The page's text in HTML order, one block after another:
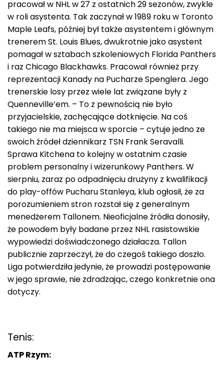
pracował w NHL w 27 z ostatnich 29 sezonów, zwykle
w roli asystenta. Tak zaczynał w 1989 roku w Toronto
Maple Leafs, później był także asystentem i głównym
trenerem St. Louis Blues, dwukrotnie jako asystent
pomagał w sztabach szkoleniowych Florida Panthers
i raz Chicago Blackhawks. Pracował również przy
reprezentacji Kanady na Pucharze Spenglera. Jego
trenerskie losy przez wiele lat związane były z
Quenneville’em. – To z pewnością nie było
przyjacielskie, zachęcające dotknięcie. Na coś
takiego nie ma miejsca w sporcie – cytuje jedno ze
swoich źródeł dziennikarz TSN Frank Seravalli.
Sprawa Kitchena to kolejny w ostatnim czasie
problem personalny i wizerunkowy Panthers. W
sierpniu, zaraz po odpadnięciu drużyny z kwalifikacji
do play-offów Pucharu Stanleya, klub ogłosił, że za
porozumieniem stron rozstał się z generalnym
menedżerem Tallonem. Nieoficjalne źródła donosiły,
że powodem były badane przez NHL rasistowskie
wypowiedzi doświadczonego działacza. Tallon
publicznie zaprzeczył, że do czegoś takiego doszło.
Liga potwierdziła jedynie, że prowadzi postępowanie
w jego sprawie, nie zdradzając, czego konkretnie ona
dotyczy.
Tenis:
ATP Rzym: